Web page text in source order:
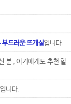
드러운 뜨개실입니다.
분 , 아기에게도 추천 할
니다.